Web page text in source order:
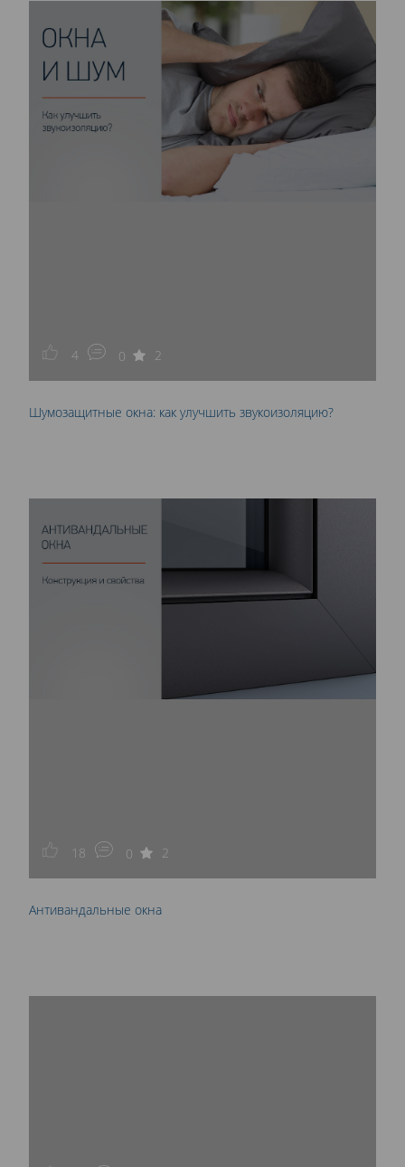
4 0 2
Шумозащитные окна: как улучшить звукоизоляцию?
18 0 2
Антивандальные окна